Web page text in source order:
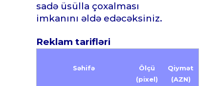
sadə üsülla çoxalması
imkanını əldə edəcəksiniz.
Reklam tarifləri
Səhifə
Ölçü
(pixel)
Qiymət
(AZN)